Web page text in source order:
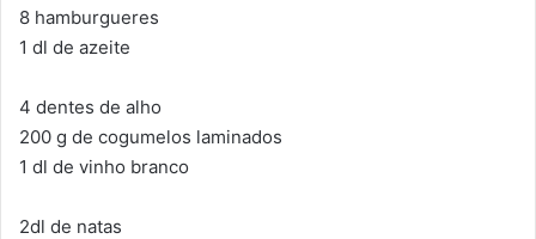
8 hamburgueres
1 dl de azeite
4 dentes de alho
200 g de cogumelos laminados
1 dl de vinho branco
2dl de natas